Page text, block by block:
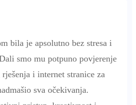
bila je apsolutno bez stresa i
smo mu potpuno povjerenje
i internet stranice za
sva očekivanja.